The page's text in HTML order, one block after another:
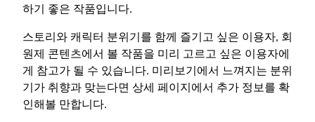
하기 좋은 작품입니다.
스토리와 캐릭터 분위기를 함께 즐기고 싶은 이용자, 회
원제 콘텐츠에서 볼 작품을 미리 고르고 싶은 이용자에
게 참고가 될 수 있습니다. 미리보기에서 느껴지는 분위
기가 취향과 맞는다면 상세 페이지에서 추가 정보를 확
인해볼 만합니다.